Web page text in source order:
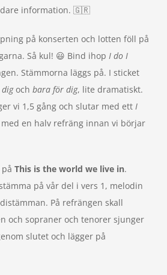
information. 🇬🇷
på konserten och lotten föll på
Så kul! 😃 Bind ihop I do I
Stämmorna läggs på. I sticket
digoch bara för dig, lite dramatiskt.
vi 1,5 gång och slutar med ett I
en halv refräng innan vi börjar
This is the world we live in.
på vår del i vers 1, melodin
På refrängen skall
och sopraner och tenorer sjunger
slutet och lägger på